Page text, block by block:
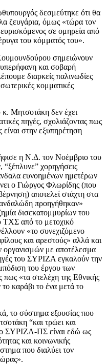
δεσμεύτηκε ότι θα
ζευγάρια, όμως «τώρα τον
σε ομηρεία από
του κόμματός του».
σημειώνουν
και σοβαρή
διαρκείς παλινωδίες
κομματικές
κ. Μητσοτάκη δεν έχει
πηγές, σχολιάζοντας πως
είναι στην εξυπηρέτηση
η Ν.Δ. τον Νοέμβριο του
“ξέπλυνε” χορηγήσεις
ευνοημένων ημετέρων
ο Γιώργος Φλωρίδης (που
αποτελεί στάχτη στα
προηγήθηκαν»
δισεκατομμυρίων του
ΤΧΣ από το μετοχικό
«το συνεχιζόμενο
και αρεστούς» αλλά και
οργανισμών με αποτέλεσμα
του ΣΥΡΙΖΑ εγκαλούν την
του έργου των
«τα στελέχη της Εθνικής
καράβι το ένα μετά το
το σύστημα εξουσίας που
“και τρώει και
ΣΥΡΙΖΑ-ΠΣ είναι εδώ ως
και κοινωνικής
που διαλύει τον